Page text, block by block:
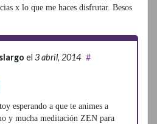
x lo que me haces disfrutar. Besos
el 3 abril, 2014 #
esperando a que te animes a
y mucha meditación ZEN para